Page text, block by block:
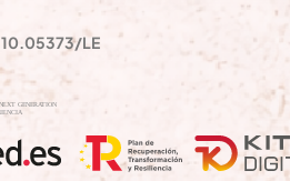
10.05373/LE